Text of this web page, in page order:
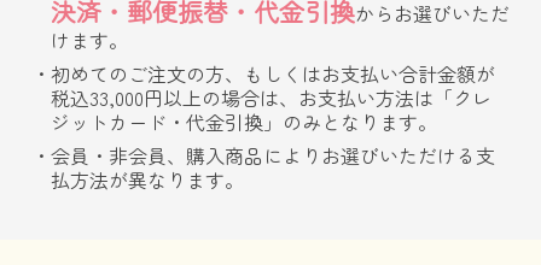
決済・郵便振替・代金引換からお選びいただ
けます。
初めてのご注文の方、もしくはお支払い合計金額が
税込33,000円以上の場合は、お支払い方法は「クレ
ジットカード・代金引換」のみとなります。
会員・非会員、購入商品によりお選びいただける支
払方法が異なります。